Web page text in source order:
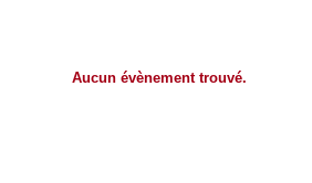
Aucun évènement trouvé.